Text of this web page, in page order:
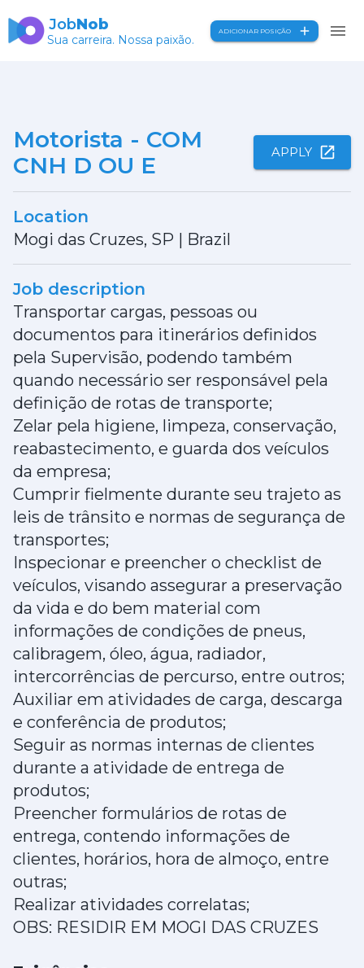
JobNob
Sua carreira. Nossa paixão.
ADICIONAR POSIÇÃO
Motorista - COM
CNH D OU E
APPLY
Location
Mogi das Cruzes, SP | Brazil
Job description
Transportar cargas, pessoas ou
documentos para itinerários definidos
pela Supervisão, podendo também
quando necessário ser responsável pela
definição de rotas de transporte;
Zelar pela higiene, limpeza, conservação,
reabastecimento, e guarda dos veículos
da empresa;
Cumprir fielmente durante seu trajeto as
leis de trânsito e normas de segurança de
transportes;
Inspecionar e preencher o checklist de
veículos, visando assegurar a preservação
da vida e do bem material com
informações de condições de pneus,
calibragem, óleo, água, radiador,
intercorrências de percurso, entre outros;
Auxiliar em atividades de carga, descarga
e conferência de produtos;
Seguir as normas internas de clientes
durante a atividade de entrega de
produtos;
Preencher formulários de rotas de
entrega, contendo informações de
clientes, horários, hora de almoço, entre
outras;
Realizar atividades correlatas;
OBS: RESIDIR EM MOGI DAS CRUZES